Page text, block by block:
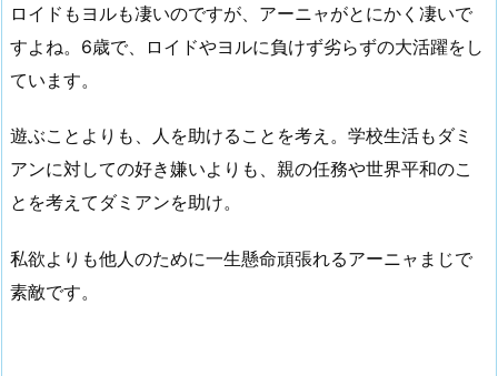
ロイドもヨルも凄いのですが、アーニャがとにかく凄いで
すよね。6歳で、ロイドやヨルに負けず劣らずの大活躍をし
ています。
遊ぶことよりも、人を助けることを考え。学校生活もダミ
アンに対しての好き嫌いよりも、親の任務や世界平和のこ
とを考えてダミアンを助け。
私欲よりも他人のために一生懸命頑張れるアーニャまじで
素敵です。